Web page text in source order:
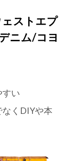
ストエプ
ニム/コヨ
い
くDIYや本